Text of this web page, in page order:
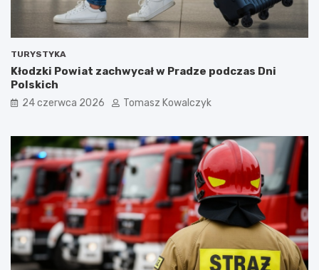
TURYSTYKA
Kłodzki Powiat zachwycał w Pradze podczas Dni
Polskich
24 czerwca 2026 Tomasz Kowalczyk